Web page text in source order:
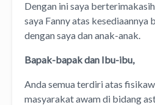
Dengan ini saya
saya Fanny atas kesediaannya
dengan saya dan anak-anak.
Bapak-bapak dan Ibu-ibu,
Anda semua terdiri atas
masyarakat awam di bidang